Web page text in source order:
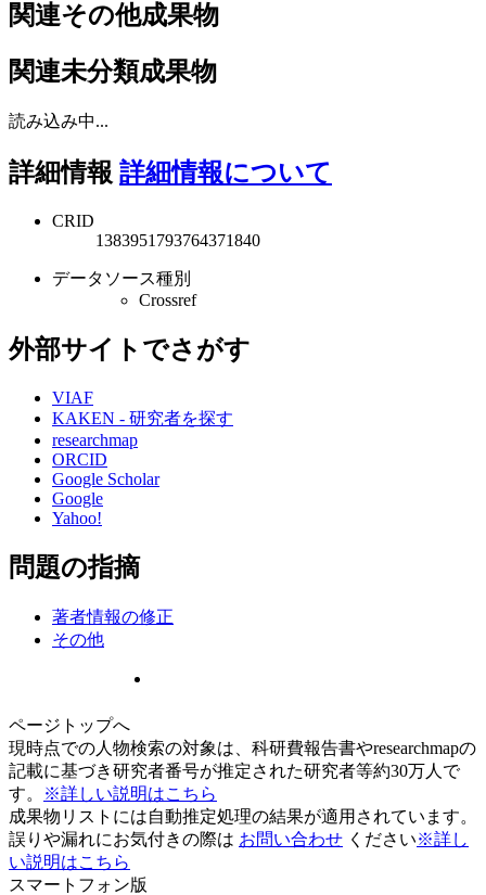
関連その他成果物
関連未分類成果物
読み込み中...
詳細情報 詳細情報について
CRID
1383951793764371840
データソース種別
Crossref
外部サイトでさがす
VIAF
KAKEN - 研究者を探す
researchmap
ORCID
Google Scholar
Google
Yahoo!
問題の指摘
著者情報の修正
その他
ページトップへ
現時点での人物検索の対象は、科研費報告書やresearchmapの
記載に基づき研究者番号が推定された研究者等約30万人で
す。
※詳しい説明はこちら
成果物リストには自動推定処理の結果が適用されています。
誤りや漏れにお気付きの際は お問い合わせ ください※詳し
い説明はこちら
スマートフォン版